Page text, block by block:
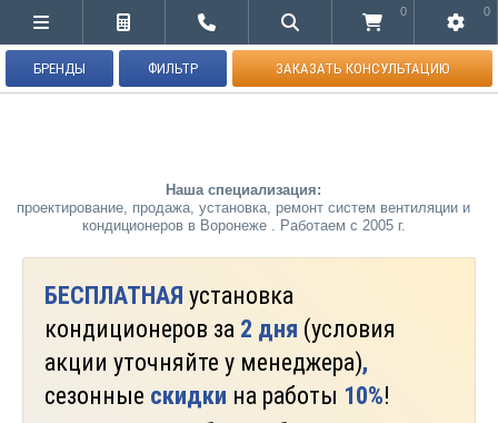
0 0
Наша специализация:
проектирование, продажа, установка, ремонт систем вентиляции и
кондиционеров в Воронеже . Работаем с 2005 г.
БРЕНДЫ ФИЛЬТР ЗАКАЗАТЬ КОНСУЛЬТАЦИЮ
БЕСПЛАТНАЯ установка
кондиционеров за 2 дня (условия
акции уточняйте у менеджера),
сезонные скидки на работы 10%!